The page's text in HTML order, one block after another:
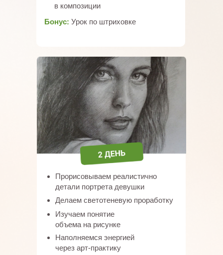
в композиции
Прорисовываем реалистично
детали портрета девушки
Делаем светотеневую проработку
Изучаем понятие
объема на рисунке
Наполняемся энергией
через арт-практику
Бонус: Урок по штриховке